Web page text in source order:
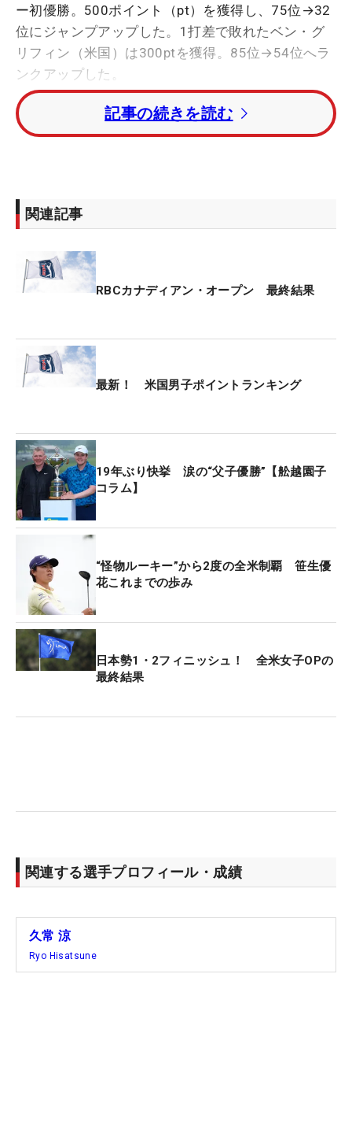
ー初優勝。500ポイント（pt）を獲得し、75位→32
位にジャンプアップした。1打差で敗れたベン・グ
リフィン（米国）は300ptを獲得。85位→54位へラ
ンクアップした。
19年、22年大会覇者のローリー・マキロイ（北アイ
ルランド）はトータル13アンダー・4位タイでフィ
は予選ちとなり、32位へランクダウンした。
ンダー・35位タイフィニッシュ。18ptあまりを加算
したが91位へランクダウンとなった。今大会は出場
1位は前週と変わらずスコッティ・シェフラー（米
国）、ザンダー・シャウフェレ（米国）。3位から
ス・ティーガラ（米国）と続いている。
レギュラーシーズン終了時点のランキング上位70位
までが来季シード権を獲得するとともに、年間王者
をかけたプレーオフシリーズに進出。上位50位に入
れば高額賞金や高額ポイントが付与される少人数の
格上げ大会への出場権が得られる。
記事の続きを読む
関連記事
RBCカナディアン・オープン 最終結果
最新！ 米国男子ポイントランキング
19年ぶり快挙 涙の“父子優勝”【舩越園子
コラム】
“怪物ルーキー”から2度の全米制覇 笹生優
花これまでの歩み
日本勢1・2フィニッシュ！ 全米女子OPの
最終結果
関連する選手プロフィール・成績
久常 涼
Ryo Hisatsune